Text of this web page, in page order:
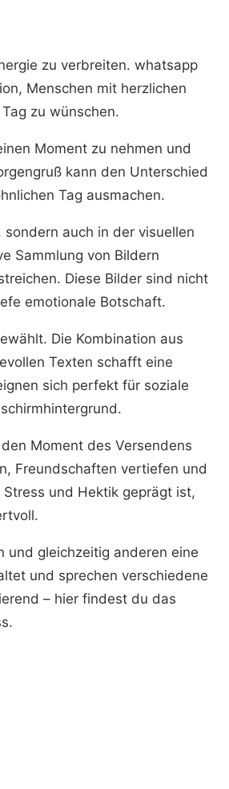
zu verbreiten. whatsapp
Menschen mit herzlichen
zu wünschen.
Moment zu nehmen und
kann den Unterschied
Tag ausmachen.
auch in der visuellen
Sammlung von Bildern
Diese Bilder sind nicht
emotionale Botschaft.
Die Kombination aus
Texten schafft eine
sich perfekt für soziale
Moment des Versendens
Freundschaften vertiefen und
und Hektik geprägt ist,
und gleichzeitig anderen eine
und sprechen verschiedene
– hier findest du das